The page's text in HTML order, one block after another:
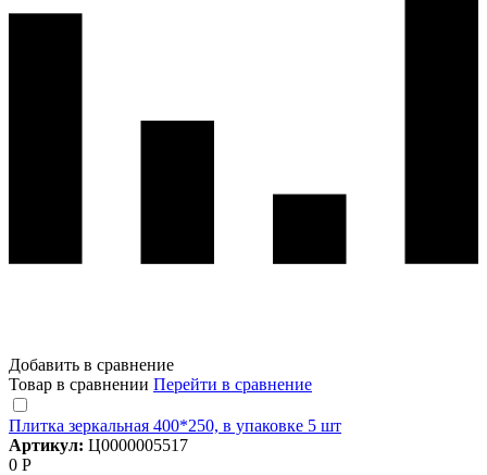
Добавить в сравнение
Товар в сравнении Перейти в сравнение
Плитка зеркальная 400*250, в упаковке 5 шт
Артикул: Ц0000005517
0 Р